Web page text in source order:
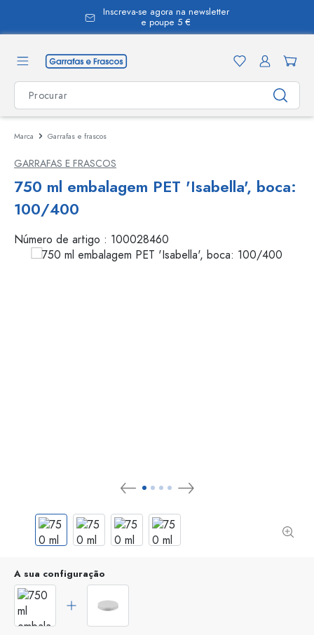
Inscreva-se agora na newsletter
e poupe 5 €
Marca Garrafas e frascos
GARRAFAS E FRASCOS
750 ml embalagem PET 'Isabella', boca:
100/400
Número de artigo : 100028460
A sua configuração